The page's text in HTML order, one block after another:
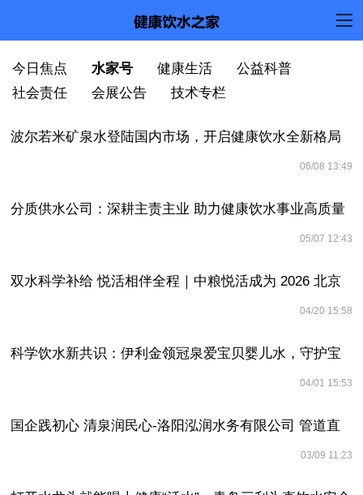
今日焦点水家号健康生活 公益科普社会责任会展公告技术专栏
今日焦点 水家号 健康生活
公益科普
社会责任
会展公告 技术专栏
波尔若米矿泉水登陆国内市场，开启健康饮水全新格局
06/08 13:49
分质供水公司：深耕主责主业 助力健康饮水事业高质量
05/07 12:43
双水科学补给 悦活相伴全程｜中粮悦活成为 2026 北京
04/20 15:58
科学饮水新共识：伊利金领冠泉爱宝贝婴儿水，守护宝
04/01 15:53
国企践初心 清泉润民心-洛阳泓润水务有限公司 管道直
03/09 11:23